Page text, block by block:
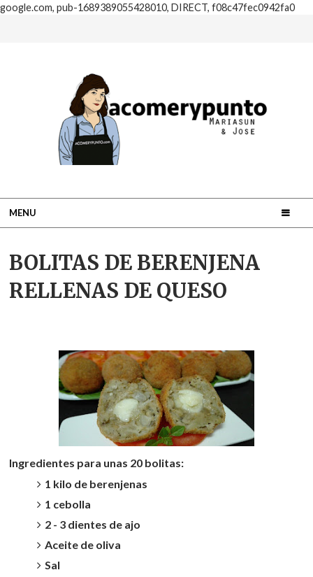
google.com, pub-1689389055428010, DIRECT, f08c47fec0942fa0
MENU
BOLITAS DE BERENJENA
RELLENAS DE QUESO
Ingredientes para unas 20 bolitas:
1 kilo de berenjenas
1 cebolla
2 - 3 dientes de ajo
Aceite de oliva
Sal